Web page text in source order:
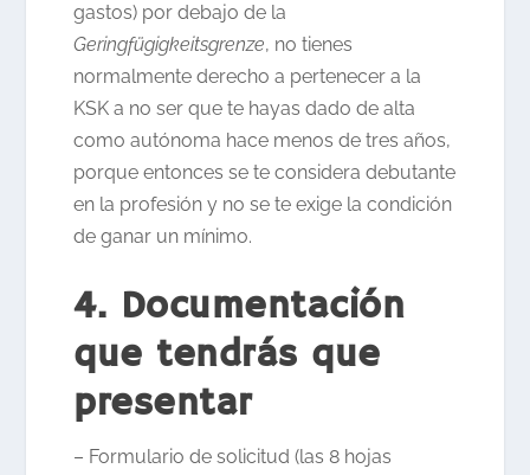
gastos) por debajo de la
Geringfügigkeitsgrenze, no tienes
normalmente derecho a pertenecer a la
KSK a no ser que te hayas dado de alta
como autónoma hace menos de tres años,
porque entonces se te considera debutante
en la profesión y no se te exige la condición
de ganar un mínimo.
4. Documentación
que tendrás que
presentar
– Formulario de solicitud (las 8 hojas